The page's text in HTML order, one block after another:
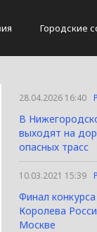
Городские
28.04.2026 16:40
В
выходят на
опасных трасс
10.03.2021 15:39
Финал
Королева
Москве